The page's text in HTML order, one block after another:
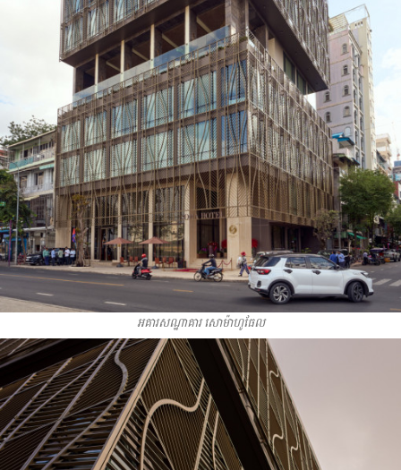
អគារសណ្ឋាគារ សោម៉ាហូធែល